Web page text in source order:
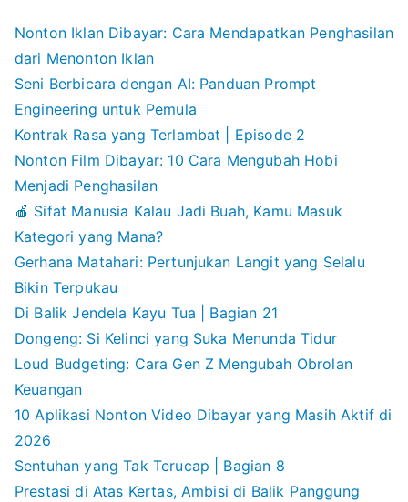
Nonton Iklan Dibayar: Cara Mendapatkan Penghasilan
dari Menonton Iklan
Seni Berbicara dengan AI: Panduan Prompt
Engineering untuk Pemula
Kontrak Rasa yang Terlambat | Episode 2
Nonton Film Dibayar: 10 Cara Mengubah Hobi
Menjadi Penghasilan
🍎 Sifat Manusia Kalau Jadi Buah, Kamu Masuk
Kategori yang Mana?
Gerhana Matahari: Pertunjukan Langit yang Selalu
Bikin Terpukau
Di Balik Jendela Kayu Tua | Bagian 21
Dongeng: Si Kelinci yang Suka Menunda Tidur
Loud Budgeting: Cara Gen Z Mengubah Obrolan
Keuangan
10 Aplikasi Nonton Video Dibayar yang Masih Aktif di
2026
Sentuhan yang Tak Terucap | Bagian 8
Prestasi di Atas Kertas, Ambisi di Balik Panggung